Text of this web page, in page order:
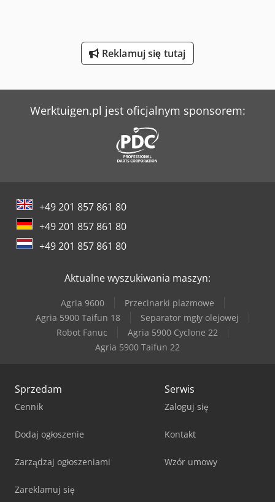
Sperr & Lechner Maszyny Do Cięcia
Reklamuj się tutaj
Werktuigen.pl jest oficjalnym sponsorem:
+49 201 857 861 80
+49 201 857 861 80
+49 201 857 861 80
Aktualne wyszukiwania maszyn:
Agria 9600
Przecinarki plazmowe
Agria 5900 Taifun 18
Separator mgły olejowej
Robot Fanuc
Agria 5900 Cyclone 22
Agria 5900 Taifun 22
Sprzedam
Cennik
Dodaj ogłoszenie
Zarządzaj ogłoszeniami
Zareklamuj się
Serwis
Zaloguj się
Kontakt
Wzór umowy